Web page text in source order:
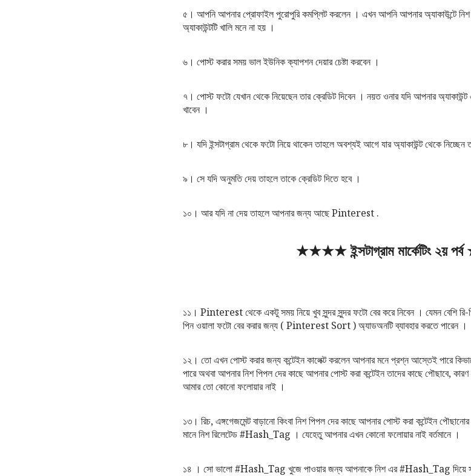
৫। আপনি আপনার প্রোফাইল পুরোপুরি কমপ্লিট করলেন । এখন আপনি আপনার অ্যাকাউন্টে
অ্যাকাউন্টটি খালি মনে না হয় ।
৬। পোস্ট করার সময় ভাল ইউনিক ক্যাপশন দেয়ার চেষ্টা করবেন ।
৭। পোস্ট ফটো যেখান থেকে নিয়েছেন তার ক্রেডিট দিবেন । নয়ত ওনার যদি আপনার অ্যাকাউন্ট
খাবেন ।
৮। যদি ইন্সটাগ্রাম থেকে ফটো নিয়ে থাকেন তাহলে অবশ্যই আগে যার অ্যাকাউন্ট থেকে নিচ্ছেন
৯। সে যদি অনুমতি দেয় তাহলে তাকে ক্রেডিট দিতে হবে ।
১০। আর যদি না দেয় তাহলে আপনার জন্য আছে Pinterest .
★★★★ ইন্সটাগ্রাম মার্কেটিং ২য়
১১। Pinterest থেকে একটু সময় নিয়ে খুব সুন্দর সুন্দর ফটো বের করে নিবেন । যেমন বেশি রি-
পিন ওয়ালা ফটো বের করার জন্য ( Pinterest Sort ) অ্যাডঅনটি ব্যাবহার করতে পারেন ।
১২। তো এখন পোস্ট করার জন্য কন্টেইন কালেক্ট করলেন আপনার মনে প্রশ্ন আস্তেই পারে
পারে অথবা আপনার নিশ পিপল দের কাছে আপনার পোস্ট করা কন্টেইন তাদের কাছে পৌছাবে,
আমার তো কোনো ফলোয়ার নাই ।
১৩। রিচ, এঙ্গগেজমেন্ট বাড়ানো কিংবা নিশ পিপল দের কাছে আপনার পোস্ট করা কন্টেইন
মানে নিশ রিলেটেড #Hash_Tag । যেহেতু আপনার এখন কোনো ফলোয়ার নাই বর্তমানে ।
১৪ । সো ভালো #Hash_Tag খুজে পাওয়ার জন্য আপনাকে নিশ এর #Hash_Tag দিয়ে